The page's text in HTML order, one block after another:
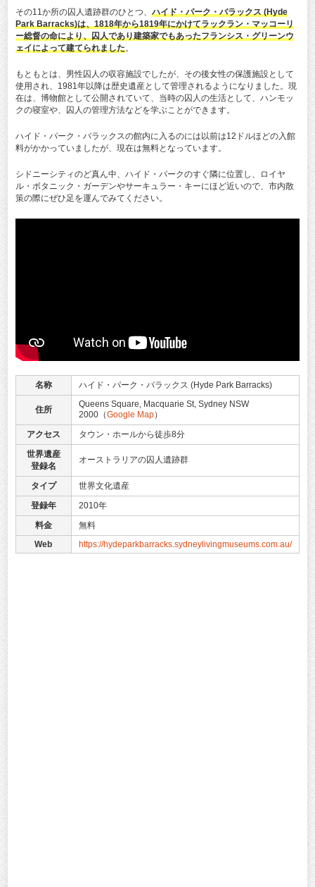
その11か所の囚人遺跡群のひとつ、 ハイド・パーク・バラックス (Hyde
Park Barracks)は、1818年から1819年にかけてラックラン・マッコーリ
ー総督の命により、囚人であり建築家でもあったフランシス・グリーンウ
ェイによって建てられました 。
もともとは、男性囚人の収容施設でしたが、その後女性の保護施設として
使用され、1981年以降は歴史遺産として管理されるようになりました。現
在は、博物館として公開されていて、当時の囚人の生活として、ハンモッ
クの寝室や、囚人の管理方法などを学ぶことができます。
ハイド・パーク・バラックスの館内に入るのには以前は12ドルほどの入館
料がかかっていましたが、現在は無料となっています。
シドニーシティのど真ん中、ハイド・パークのすぐ隣に位置し、ロイヤ
ル・ボタニック・ガーデンやサーキュラー・キーにほど近いので、市内散
策の際にぜひ足を運んでみてください。
名称 ハイド・パーク・バラックス (Hyde Park Barracks)
住所
Queens Square, Macquarie St, Sydney NSW
2000（Google Map）
アクセス
タウン・ホールから徒歩8分
世界遺産
登録名
オーストラリアの囚人遺跡群
タイプ
世界文化遺産
登録年
2010年
料金
無料
Web
https://hydeparkbarracks.sydneylivingmuseums.com.au/